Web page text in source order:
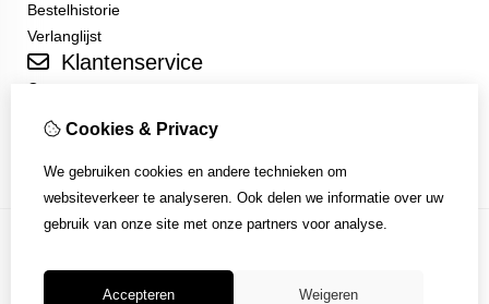
Bestelhistorie
Verlanglijst
Klantenservice
Contact
Algemene Voorwaarden
Cookies & Privacy
We gebruiken cookies en andere technieken om
websiteverkeer te analyseren. Ook delen we informatie over uw
gebruik van onze site met onze partners voor analyse.
Accepteren Weigeren